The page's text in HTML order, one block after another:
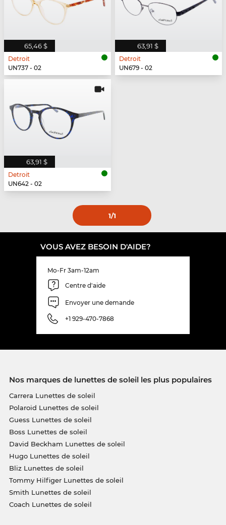
65,46 $
Detroit
UN737 - 02
63,91 $
Detroit
UN679 - 02
63,91 $
Detroit
UN642 - 02
1/1
VOUS AVEZ BESOIN D'AIDE?
Mo-Fr 3am-12am
Centre d'aide
Envoyer une demande
+1 929-470-7868
Nos marques de lunettes de soleil les plus populaires
Carrera Lunettes de soleil
Polaroid Lunettes de soleil
Guess Lunettes de soleil
Boss Lunettes de soleil
David Beckham Lunettes de soleil
Hugo Lunettes de soleil
Bliz Lunettes de soleil
Tommy Hilfiger Lunettes de soleil
Smith Lunettes de soleil
Coach Lunettes de soleil